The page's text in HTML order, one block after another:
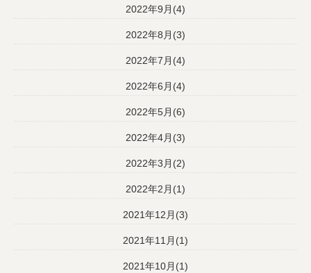
2022年9月(4)
2022年8月(3)
2022年7月(4)
2022年6月(4)
2022年5月(6)
2022年4月(3)
2022年3月(2)
2022年2月(1)
2021年12月(3)
2021年11月(1)
2021年10月(1)